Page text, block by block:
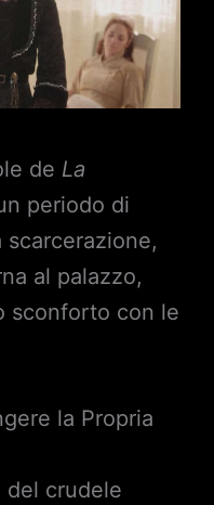
de La
periodo di
scarcerazione,
al palazzo,
sconforto con le
la Propria
del crudele